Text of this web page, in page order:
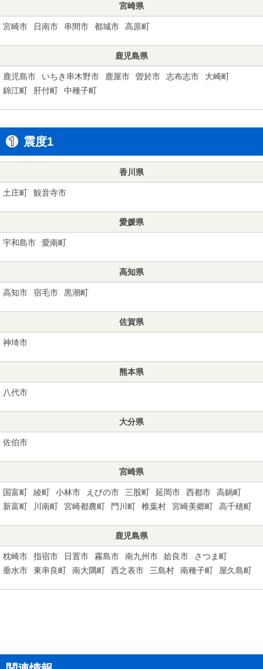
宮崎県
宮崎市 日南市 串間市 都城市 高原町
鹿児島県
鹿児島市 いちき串木野市 鹿屋市 曽於市 志布志市
大崎町
錦江町
肝付町 中種子町
震度1
香川県
土庄町 観音寺市
愛媛県
宇和島市 愛南町
高知県
高知市 宿毛市 黒潮町
佐賀県
神埼市
熊本県
八代市
大分県
佐伯市
宮崎県
国富町 綾町 小林市 えびの市 三股町 延岡市 西都市
高鍋町
新富町
川南町 宮崎都農町 門川町 椎葉村 宮崎美郷町 高千穂町
鹿児島県
枕崎市 指宿市 日置市 霧島市 南九州市 姶良市
さつま町
垂水市
東串良町 南大隅町 西之表市 三島村 南種子町 屋久島町